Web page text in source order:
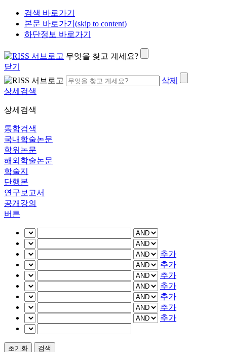
검색 바로가기
본문 바로가기(skip to content)
하단정보 바로가기
무엇을 찾고 계세요?
닫기
삭제
상세검색
상세검색
통합검색
국내학술논문
학위논문
해외학술논문
학술지
단행본
연구보고서
공개강의
버튼
추가
추가
추가
추가
추가
추가
추가